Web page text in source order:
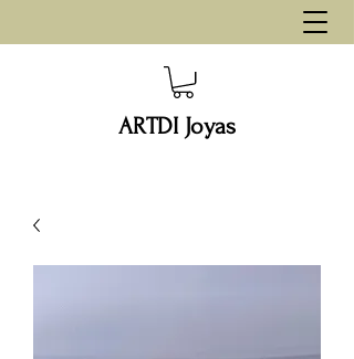
ARTDI Joyas